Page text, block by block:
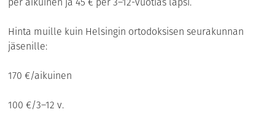
Hinta muille kuin Helsingin ortodoksisen seurakunnan
jäsenille:
170 €/aikuinen
100 €/3–12 v.